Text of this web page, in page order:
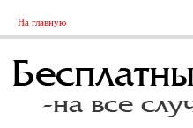
На главную